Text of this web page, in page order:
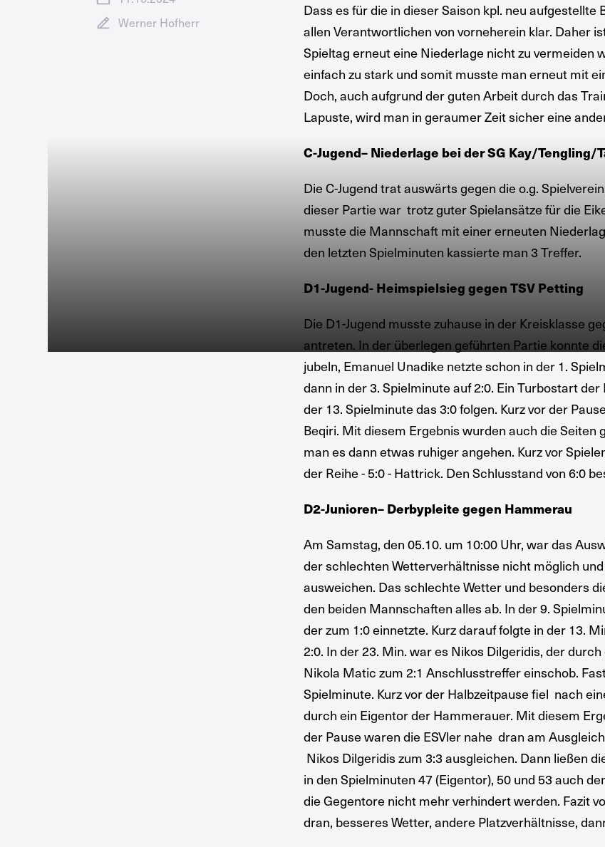
Werner Hofherr
Dass es für die in dieser Saison kpl. neu
allen Verantwortlichen von vorneherein klar. Daher
Spieltag erneut eine Niederlage nicht zu vermeiden
einfach zu stark und somit musste man erneut mit
Doch, auch aufgrund der guten Arbeit durch das
Lapuste, wird man in geraumer Zeit sicher eine
C-Jugend– Niederlage bei der SG Kay/
Die C-Jugend trat auswärts gegen die o.g.
dieser Partie war trotz guter Spielansätze für die
musste die Mannschaft mit einer erneuten
den letzten Spielminuten kassierte man 3 Treffer.
D1-Jugend- Heimspielsieg gegen TSV Petting
Die D1-Jugend musste zuhause in der Kreisklasse
antreten. In der überlegen geführten Partie konnte
jubeln, Emanuel Unadike netzte schon in der 1.
dann in der 3. Spielminute auf 2:0. Ein Turbostart
der 13. Spielminute das 3:0 folgen. Kurz vor der
Beqiri. Mit diesem Ergebnis wurden auch die
man es dann etwas ruhiger angehen. Kurz vor
der Reihe - 5:0 - Hattrick. Den Schlusstand von 6:0
D2-Junioren– Derbypleite gegen Hammerau
Am Samstag, den 05.10. um 10:00 Uhr, war das
der schlechten Wetterverhältnisse nicht möglich
ausweichen. Das schlechte Wetter und besonders
den beiden Mannschaften alles ab. In der 9.
der zum 1:0 einnetzte. Kurz darauf folgte in der 13.
2:0. In der 23. Min. war es Nikos Dilgeridis, der
Nikola Matic zum 2:1 Anschlusstreffer einschob.
Spielminute. Kurz vor der Halbzeitpause fiel nach
durch ein Eigentor der Hammerauer. Mit diesem
der Pause waren die ESVler nahe dran am
Nikos Dilgeridis zum 3:3 ausgleichen. Dann ließen
in den Spielminuten 47 (Eigentor), 50 und 53 auch
die Gegentore nicht mehr verhindert werden. Fazit
dran, besseres Wetter, andere Platzverhältnisse,